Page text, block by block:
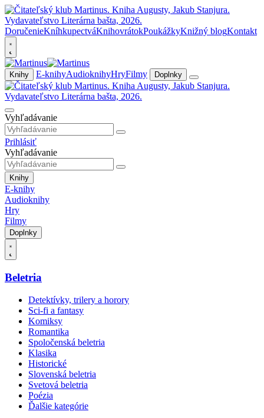
DoručenieKníhkupectváKnihovrátokPoukážkyKnižný blogKontakt
Knihy E-knihyAudioknihyHryFilmy Doplnky
Vyhľadávanie
Prihlásiť
Vyhľadávanie
Knihy
E-knihy
Audioknihy
Hry
Filmy
Doplnky
Beletria
Detektívky, trilery a horory
Sci-fi a fantasy
Komiksy
Romantika
Spoločenská beletria
Klasika
Historické
Slovenská beletria
Svetová beletria
Poézia
Ďalšie kategórie